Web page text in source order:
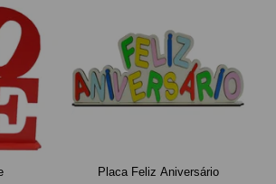
Placa Feliz Aniversário